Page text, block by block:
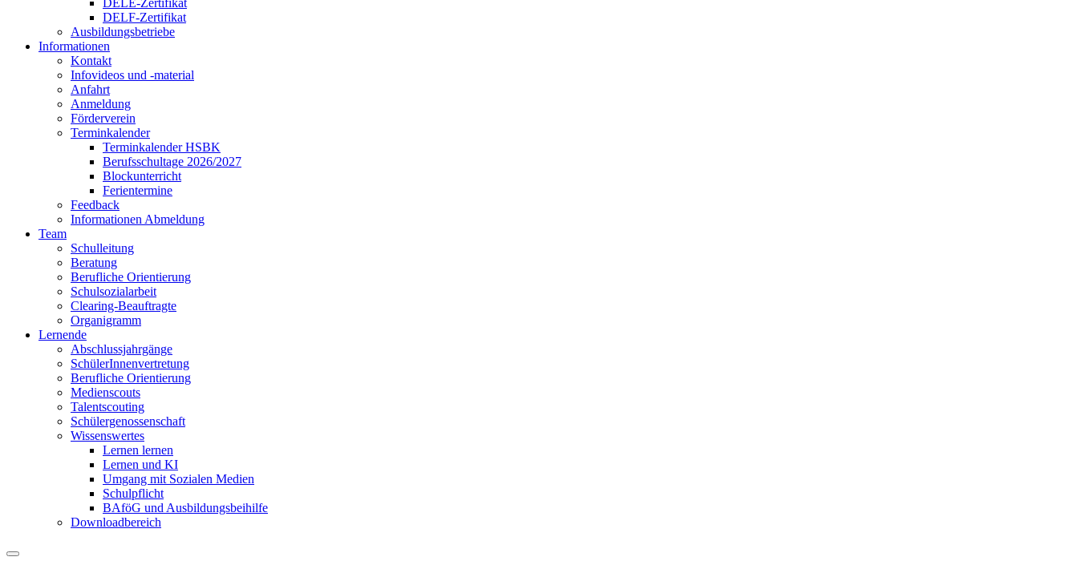
DELE-Zertifikat
DELF-Zertifikat
Ausbildungsbetriebe
Informationen
Kontakt
Infovideos und -material
Anfahrt
Anmeldung
Förderverein
Terminkalender
Terminkalender HSBK
Berufsschultage 2026/2027
Blockunterricht
Ferientermine
Feedback
Informationen Abmeldung
Team
Schulleitung
Beratung
Berufliche Orientierung
Schulsozialarbeit
Clearing-Beauftragte
Organigramm
Lernende
Abschlussjahrgänge
SchülerInnenvertretung
Berufliche Orientierung
Medienscouts
Talentscouting
Schüler­genossen­schaft
Wissenswertes
Lernen lernen
Lernen und KI
Umgang mit Sozialen Medien
Schulpflicht
BAföG und Ausbildungsbeihilfe
Downloadbereich